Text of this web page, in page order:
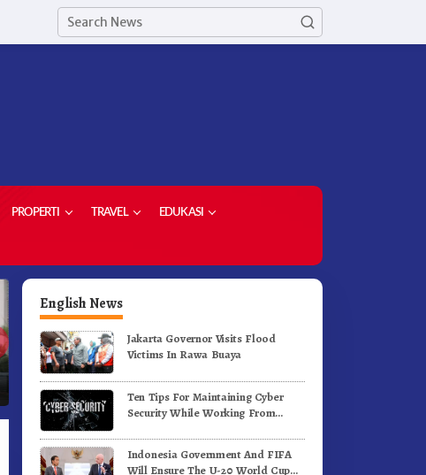
PROPERTI TRAVEL
EDUKASI
Sekda Kabupaten Karo Hadiri
Penutupan (PRSU) Tahun 2026
Di Medan
Berkolaborasi Dengan
Komunitas WEST Karo
English News
Jakarta Governor Visits Flood
Victims In Rawa Buaya
Ten Tips For Maintaining Cyber
Security While Working From
Indonesia Government And FIFA
Will Ensure The U-20 World Cup